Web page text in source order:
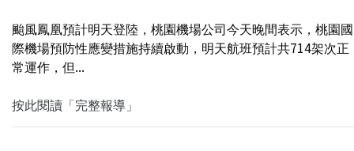
颱風鳳凰預計明天登陸，桃園機場公司今天晚間表示，桃園國
際機場預防性應變措施持續啟動，明天航班預計共714架次正
常運作，但...
按此閱讀「完整報導」